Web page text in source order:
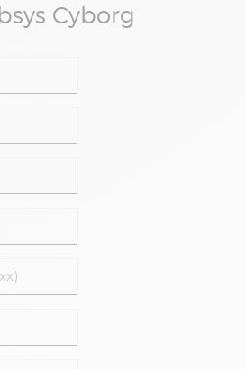
Cyborg